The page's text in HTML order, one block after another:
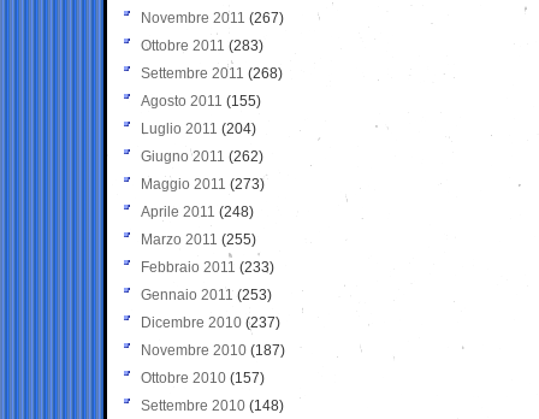
Novembre 2011 (267)
Ottobre 2011 (283)
Settembre 2011 (268)
Agosto 2011 (155)
Luglio 2011 (204)
Giugno 2011 (262)
Maggio 2011 (273)
Aprile 2011 (248)
Marzo 2011 (255)
Febbraio 2011 (233)
Gennaio 2011 (253)
Dicembre 2010 (237)
Novembre 2010 (187)
Ottobre 2010 (157)
Settembre 2010 (148)